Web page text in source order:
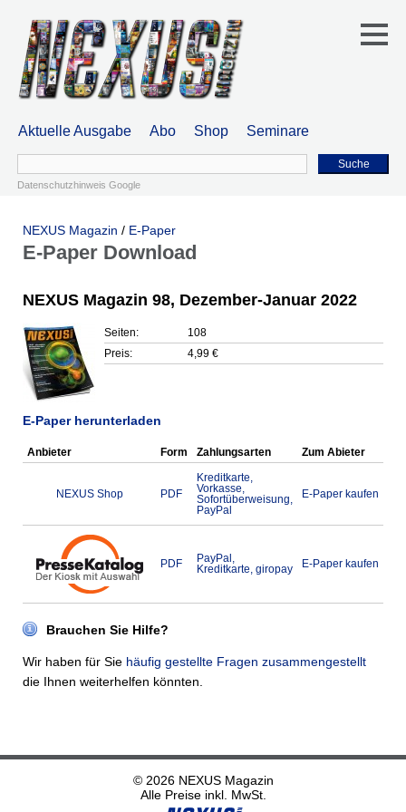
Aktuelle Ausgabe Abo Shop Seminare
Suche
Datenschutzhinweis Google
NEXUS Magazin / E-Paper
E-Paper Download
NEXUS Magazin 98, Dezember-Januar 2022
Seiten:
108
Preis:
4,99 €
E-Paper herunterladen
Anbieter Form Zahlungsarten Zum Abieter
NEXUS Shop PDF
Kreditkarte,
Vorkasse,
Sofortüberweisung,
PayPal
E-Paper kaufen
PDF
PayPal,
Kreditkarte, giropay
E-Paper kaufen
Brauchen Sie Hilfe?
Wir haben für Sie häufig gestellte Fragen zusammengestellt
die Ihnen weiterhelfen könnten.
© 2026 NEXUS Magazin
Alle Preise inkl. MwSt.